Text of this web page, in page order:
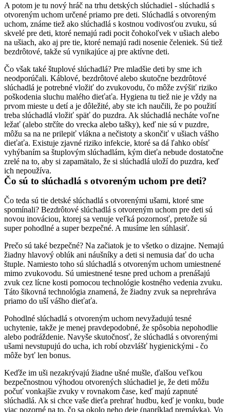
A potom je tu nový hráč na trhu detských slúchadiel - slúchadlá s
otvoreným uchom určené priamo pre deti. Slúchadlá s otvoreným
uchom, známe tiež ako slúchadlá s kostnou vodivosťou zvuku, sú
skvelé pre deti, ktoré nemajú radi pocit čohokoľvek v ušiach alebo
na ušiach, ako aj pre tie, ktoré nemajú radi nosenie čeleniek. Sú tiež
bezdrôtové, takže sú vynikajúce aj pre aktívne deti.
Čo však také štuplové slúchadlá? Pre mladšie deti by sme ich
neodporúčali. Káblové, bezdrôtové alebo skutočne bezdrôtové
slúchadlá je potrebné vložiť do zvukovodu, čo môže zvýšiť riziko
poškodenia sluchu malého dieťaťa. Hygiena tu tiež nie je vždy na
prvom mieste u detí a je dôležité, aby ste ich naučili, že po použití
treba slúchadlá vložiť späť do puzdra. Ak slúchadlá necháte voľne
ležať (alebo strčíte do vrecka alebo tašky), keď nie sú v puzdre,
môžu sa na ne prilepiť vlákna a nečistoty a skončiť v ušiach vášho
dieťaťa. Existuje zjavné riziko infekcie, ktoré sa dá ľahko obísť
vyhýbaním sa štuplovým slúchadlám, kým dieťa nebude dostatočne
zrelé na to, aby si zapamätalo, že si slúchadlá uloží do puzdra, keď
ich nepoužíva.
Čo sú to slúchadlá s otvoreným uchom pre deti?
Čo teda sú tie detské slúchadlá s otvorenými ušami, ktoré sme
spomínali? Bezdrôtové slúchadlá s otvoreným uchom pre deti sú
novou inováciou, ktorej sa venuje veľká pozornosť, pretože sú
super pohodlné a super bezpečné. A musíme len súhlasiť.
Prečo sú také bezpečné? Na začiatok je to všetko o dizajne. Nemajú
žiadny hlavový oblúk ani náušníky a deti si nemusia dať do ucha
štuple. Namiesto toho sú slúchadlá s otvoreným uchom umiestnené
mimo zvukovodu. Sú umiestnené tesne pred uchom a prenášajú
zvuk cez lícne kosti pomocou technológie kostného vedenia zvuku.
Táto šikovná technológia znamená, že žiadny zvuk sa neprehráva
priamo do uší vášho dieťaťa.
Pohodlné slúchadlá s otvoreným uchom nevyžadujú tesné
uchytenie, takže je menej pravdepodobné, že spôsobia nepohodlie
alebo podráždenie. Navyše skutočnosť, že slúchadlá s otvorenými
ušami nevstupujú do ucha, ich robí obzvlášť hygienickými - čo
môže byť len bonus.
Keďže im uši nezakrývajú žiadne ušné mušle, ďalšou veľkou
bezpečnostnou výhodou otvorených slúchadiel je, že deti môžu
počuť vonkajšie zvuky v rovnakom čase, keď majú zapnuté
slúchadlá. Ak si chce vaše dieťa prehrať hudbu, keď je vonku, bude
viac pozorné na to, čo sa okolo neho deje (napríklad premávka). Vo